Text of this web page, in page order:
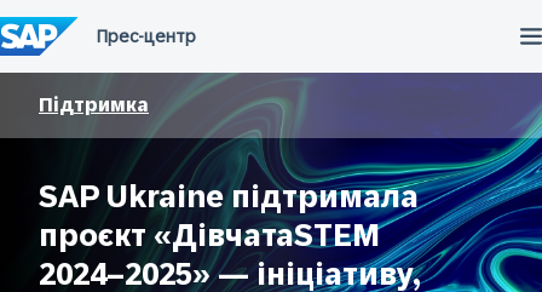
до
вмісту
Підтримка
SAP Ukraine підтримала
проєкт «ДівчатаSTEM
2024–2025» — ініціативу,